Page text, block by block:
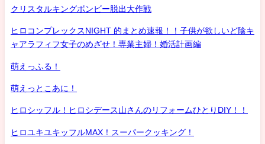
クリスタルキングボンビー脱出大作戦
ヒロコンプレックスNIGHT 的まとめ速報！！子供が欲しいど陰キ
ャアラフィフ女子のめざせ！専業主婦！婚活計画編
萌えっふる！
萌えっとこあに！
ヒロシッフル！ヒロシデース山さんのリフォームひとりDIY！！
ヒロユキユキッフルMAX！スーパークッキング！